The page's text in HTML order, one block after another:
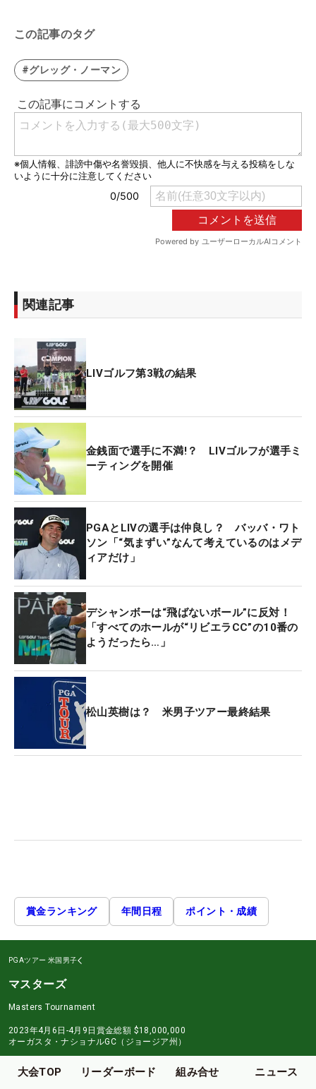
この記事のタグ
#グレッグ・ノーマン
関連記事
LIVゴルフ第3戦の結果
金銭面で選手に不満!？ LIVゴルフが選手ミ
ーティングを開催
PGAとLIVの選手は仲良し？ バッバ・ワト
ソン「“気まずい”なんて考えているのはメデ
ィアだけ」
デシャンボーは“飛ばないボール”に反対！
「すべてのホールが“リビエラCC”の10番の
ようだったら…」
松山英樹は？ 米男子ツアー最終結果
賞金ランキング 年間日程 ポイント・成績
PGAツアー 米国男子
マスターズ
Masters Tournament
2023年4月6日-4月9日 賞金総額 $18,000,000
オーガスタ・ナショナルGC（ジョージア州）
大会TOP リーダーボード 組み合せ ニュース